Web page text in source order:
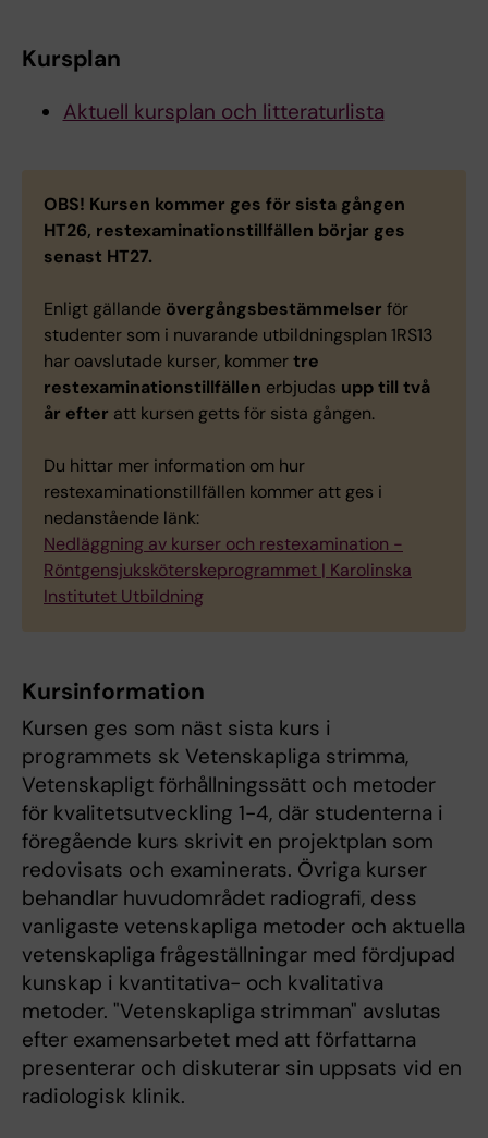
Kursplan
Aktuell kursplan och litteraturlista
OBS! Kursen kommer ges för sista gången
HT26, restexaminationstillfällen börjar ges
senast HT27.
Enligt gällande övergångsbestämmelser för
studenter som i nuvarande utbildningsplan 1RS13
har oavslutade kurser, kommertre
restexaminationstillfällen erbjudas upp till två
år efter att kursen getts för sista gången.
Du hittar mer information om hur
restexaminationstillfällen kommer att ges i
nedanstående länk:
Nedläggning av kurser och restexamination -
Röntgensjuksköterskeprogrammet | Karolinska
Institutet Utbildning
Kursinformation
Kursen ges som näst sista kurs i
programmets sk Vetenskapliga strimma,
Vetenskapligt förhållningssätt och metoder
för kvalitetsutveckling 1-4, där studenterna i
föregående kurs skrivit en projektplan som
redovisats och examinerats. Övriga kurser
behandlar huvudområdet radiografi, dess
vanligaste vetenskapliga metoder och aktuella
vetenskapliga frågeställningar med fördjupad
kunskap i kvantitativa- och kvalitativa
metoder. "Vetenskapliga strimman" avslutas
efter examensarbetet med att författarna
presenterar och diskuterar sin uppsats vid en
radiologisk klinik.